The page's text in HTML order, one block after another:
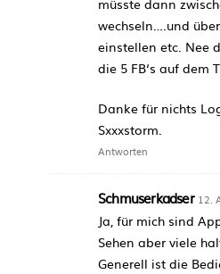
müsste dann
wechseln….und
einstellen etc. Nee
die 5 FB‘s auf dem
Danke für nichts
Sxxxstorm.
Antworten
Schmuserkadser 12.
Ja, für mich sind
Sehen aber viele
Generell ist die